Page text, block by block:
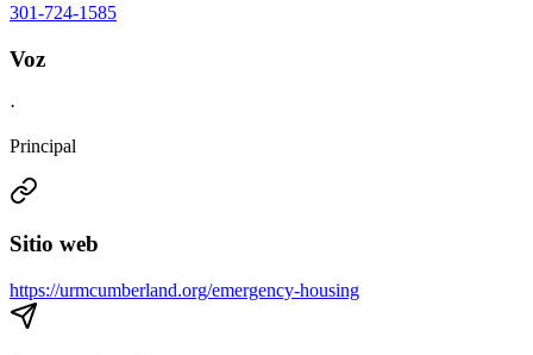
301-724-1585
Voz
·
Principal
Sitio web
https://urmcumberland.org/emergency-housing